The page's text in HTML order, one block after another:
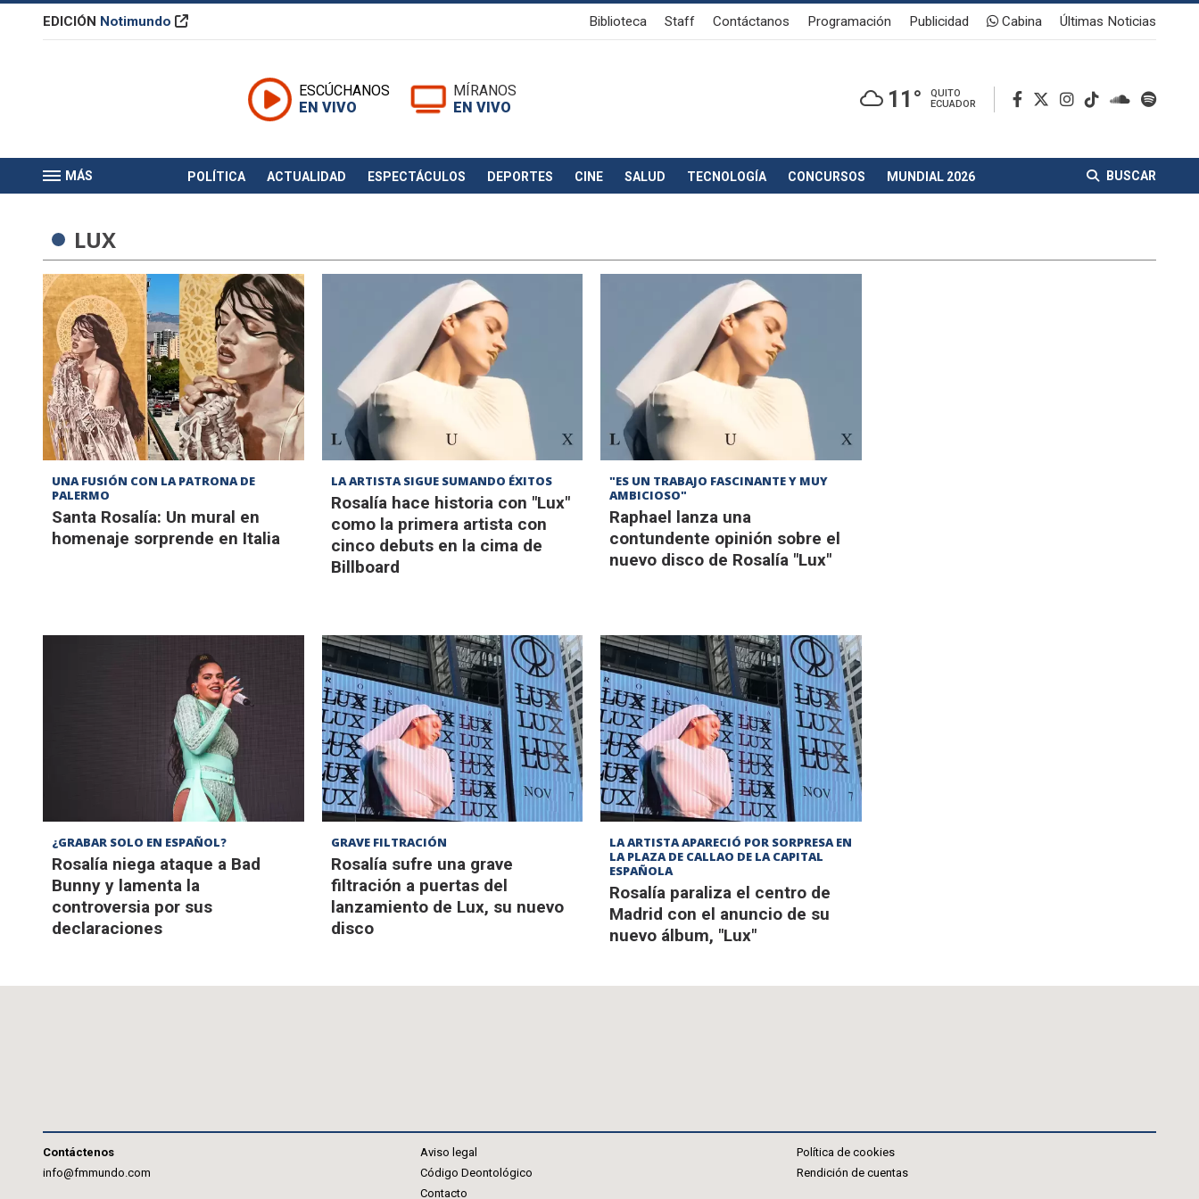
EDICIÓN Notimundo Biblioteca Staff Contáctanos Programación Publicidad Cabina Últimas Noticias
ESCÚCHANOS
EN VIVO
MÍRANOS
EN VIVO
11°
QUITO
ECUADOR
MÁS POLÍTICA ACTUALIDAD ESPECTÁCULOS DEPORTES CINE SALUD TECNOLOGÍA CONCURSOS MUNDIAL 2026 BUSCAR
LUX
UNA FUSIÓN CON LA PATRONA DE
PALERMO
Santa Rosalía: Un mural en
homenaje sorprende en Italia
LA ARTISTA SIGUE SUMANDO ÉXITOS
Rosalía hace historia con "Lux"
como la primera artista con
cinco debuts en la cima de
Billboard
"ES UN TRABAJO FASCINANTE Y MUY
AMBICIOSO"
Raphael lanza una
contundente opinión sobre el
nuevo disco de Rosalía "Lux"
¿GRABAR SOLO EN ESPAÑOL?
Rosalía niega ataque a Bad
Bunny y lamenta la
controversia por sus
declaraciones
GRAVE FILTRACIÓN
Rosalía sufre una grave
filtración a puertas del
lanzamiento de Lux, su nuevo
disco
LA ARTISTA APARECIÓ POR SORPRESA EN
LA PLAZA DE CALLAO DE LA CAPITAL
ESPAÑOLA
Rosalía paraliza el centro de
Madrid con el anuncio de su
nuevo álbum, "Lux"
Contáctenos
info@fmmundo.com
Aviso legal
Código Deontológico
Contacto
Política de cookies
Rendición de cuentas